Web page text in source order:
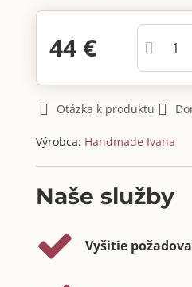
44 €
Otázka k produktu
Výrobca: Handmade Ivana
Naše služby
Vyšitie